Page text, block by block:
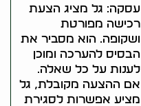
עסקה: גל מציג הצעת
רכישה מפורטת
ושקופה. הוא מסביר את
הבסיס להערכה ומוכן
לענות על כל שאלה.
אם ההצעה מקובלת, גל
מציע אפשרות לסגירת